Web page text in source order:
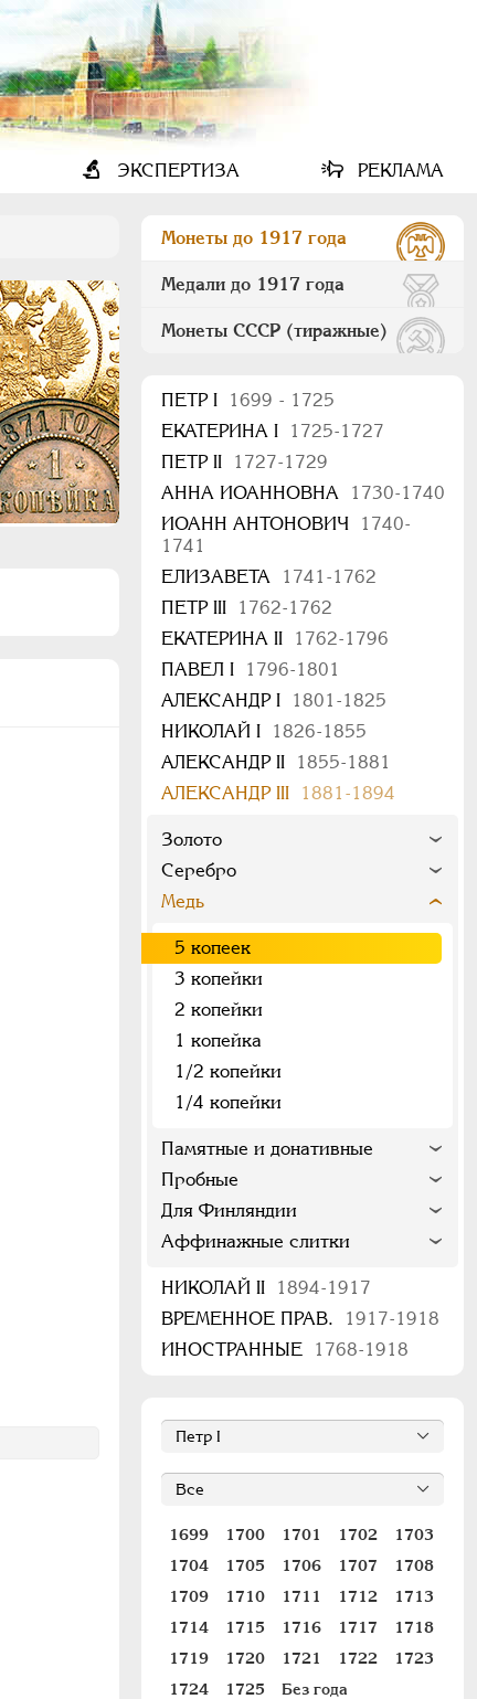
ЭКСПЕРТИЗА РЕКЛАМА
Монеты до 1917 года
Медали до 1917 года
Монеты СССР (тиражные)
ПEТР I
1699 - 1725
ЕКАТЕРИНА I
1725-1727
ПЕТР II
1727-1729
АННА ИОАННОВНА
1730-1740
ИОАНН АНТОНОВИЧ
1740-
1741
ЕЛИЗАВЕТА
1741-1762
ПЕТР III
1762-1762
ЕКАТЕРИНА II
1762-1796
ПАВЕЛ I
1796-1801
АЛЕКСАНДР I
1801-1825
НИКОЛАЙ I
1826-1855
АЛЕКСАНДР II
1855-1881
АЛЕКСАНДР III
1881-1894
Золото
Серебро
Медь
5 копеек
3 копейки
2 копейки
1 копейка
1/2 копейки
1/4 копейки
Памятные и донативные
Пробные
Для Финляндии
Аффинажные слитки
НИКОЛАЙ II
1894-1917
ВРЕМЕННОЕ ПРАВ.
1917-1918
ИНОСТРАННЫЕ
1768-1918
1699 1700 1701 1702
1703
1704
1705 1706 1707
1708
1709
1710 1711 1712
1713
1714
1715 1716 1717
1718
1719
1720 1721 1722
1723
1724
1725 Без года